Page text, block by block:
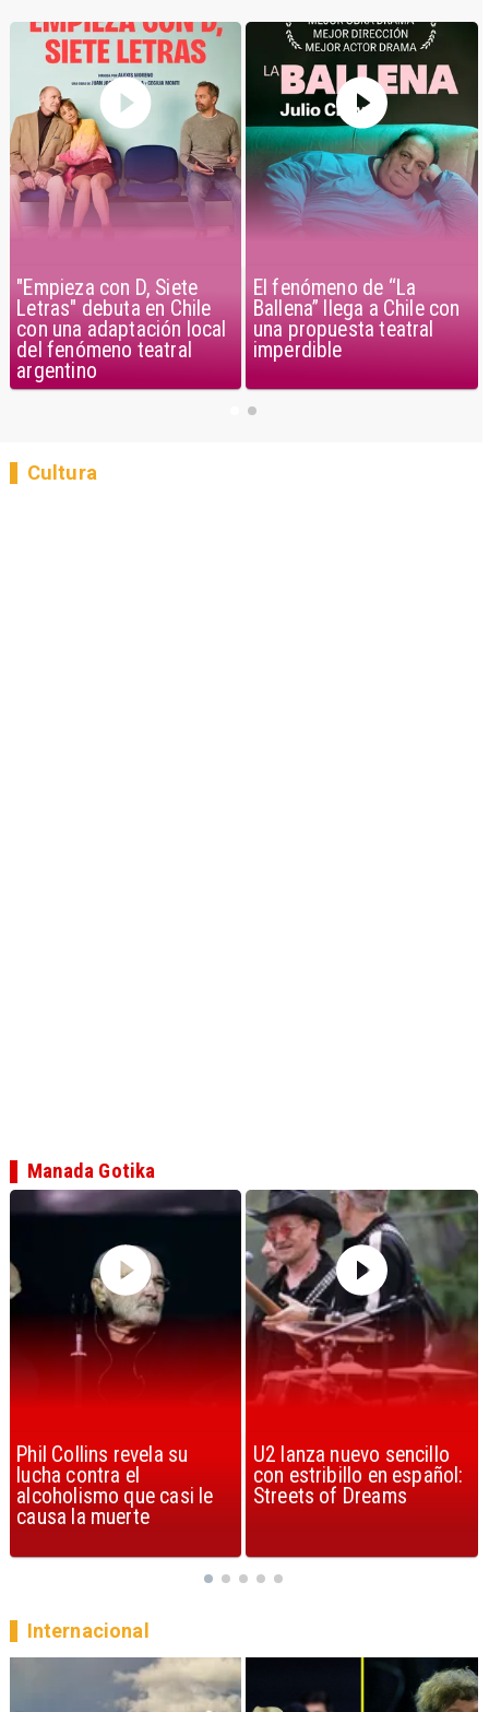
El fenómeno de “La
Ballena” llega a Chile con
una propuesta teatral
imperdible
"Empieza con D, Siete
Letras" debuta en Chile
con una adaptación local
del fenómeno teatral
Cultura
U2 lanza nuevo sencillo
con estribillo en español:
Streets of Dreams
“Africa” de Toto es
considerada la mejor
canción, según la ciencia
Manada Gotika
Internacional